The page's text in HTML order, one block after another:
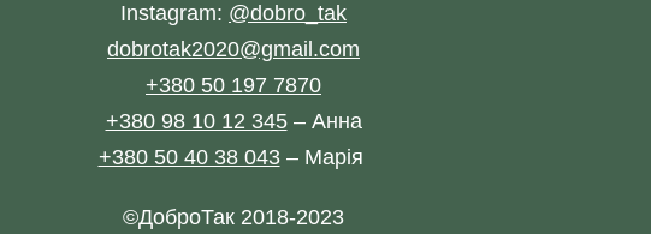
Instagram: @dobro_tak
dobrotak2020@gmail.com
+380 50 197 7870
+380 98 10 12 345– Анна
+380 50 40 38 043– Марія
©ДоброТак 2018-2023